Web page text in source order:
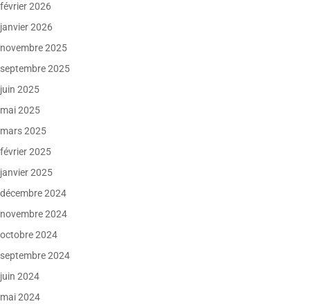
février 2026
janvier 2026
novembre 2025
septembre 2025
juin 2025
mai 2025
mars 2025
février 2025
janvier 2025
décembre 2024
novembre 2024
octobre 2024
septembre 2024
juin 2024
mai 2024